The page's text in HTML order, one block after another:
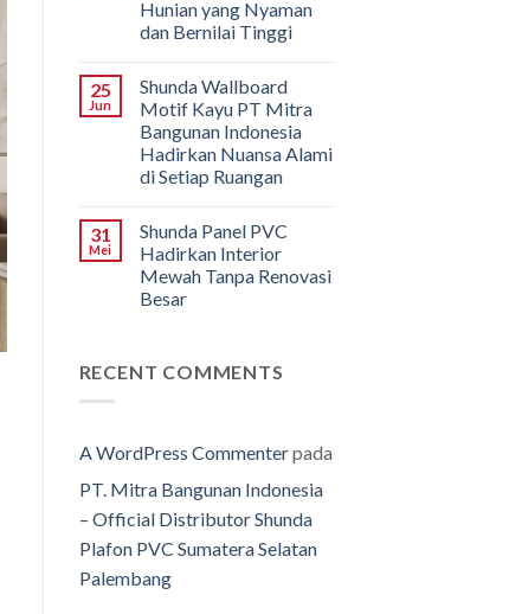
Hunian yang Nyaman
dan Bernilai Tinggi
25
Jun
Shunda Wallboard
Motif Kayu PT Mitra
Bangunan Indonesia
Hadirkan Nuansa Alami
di Setiap Ruangan
31
Mei
Shunda Panel PVC
Hadirkan Interior
Mewah Tanpa Renovasi
Besar
RECENT COMMENTS
A WordPress Commenterpada
PT. Mitra Bangunan Indonesia
– Official Distributor Shunda
Plafon PVC Sumatera Selatan
Palembang